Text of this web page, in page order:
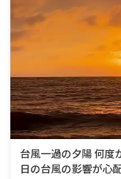
台風一過の夕陽 何度か訪れている大好きな場所です。前
日の台風の影響が心